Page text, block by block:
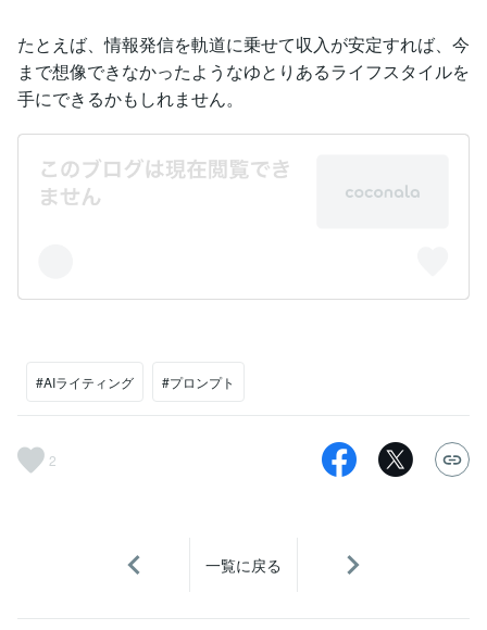
たとえば、情報発信を軌道に乗せて収入が安定すれば、今
まで想像できなかったようなゆとりあるライフスタイルを
手にできるかもしれません。
#AIライティング #プロンプト
2
一覧に戻る